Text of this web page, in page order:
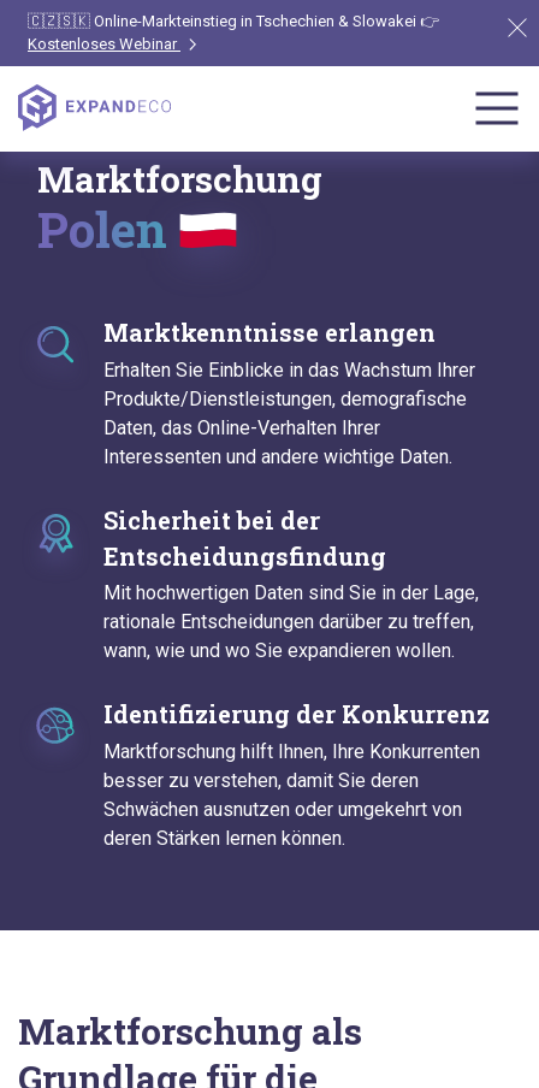
🇨🇿🇸🇰 Online-Markteinstieg in Tschechien & Slowakei 👉
Kostenloses Webinar
Marktforschung
Polen
Marktkenntnisse erlangen
Erhalten Sie Einblicke in das Wachstum Ihrer
Produkte/Dienstleistungen, demografische
Daten, das Online-Verhalten Ihrer
Interessenten und andere wichtige Daten.
Sicherheit bei der
Entscheidungsfindung
Mit hochwertigen Daten sind Sie in der Lage,
rationale Entscheidungen darüber zu treffen,
wann, wie und wo Sie expandieren wollen.
Identifizierung der Konkurrenz
Marktforschung hilft Ihnen, Ihre Konkurrenten
besser zu verstehen, damit Sie deren
Schwächen ausnutzen oder umgekehrt von
deren Stärken lernen können.
Marktforschung als
Grundlage für die